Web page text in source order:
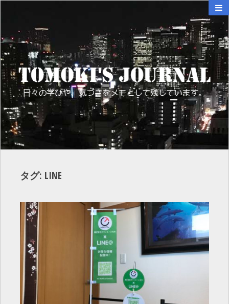
TOMOKI'S JOURNAL
日々の学びや、気づきをメモとして残して
います。
タグ: LINE